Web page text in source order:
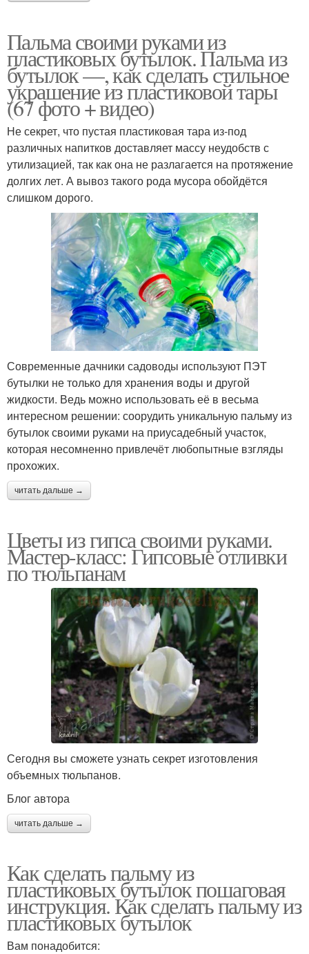
Пальма своими руками из
пластиковых бутылок. Пальма из
бутылок —, как сделать стильное
украшение из пластиковой тары
(67 фото + видео)
Не секрет, что пустая пластиковая тара из-под
различных напитков доставляет массу неудобств с
утилизацией, так как она не разлагается на протяжение
долгих лет. А вывоз такого рода мусора обойдётся
слишком дорого.
Современные дачники садоводы используют ПЭТ
бутылки не только для хранения воды и другой
жидкости. Ведь можно использовать её в весьма
интересном решении: соорудить уникальную пальму из
бутылок своими руками на приусадебный участок,
которая несомненно привлечёт любопытные взгляды
прохожих.
читать дальше →
Цветы из гипса своими руками.
Мастер-класс: Гипсовые отливки
по тюльпанам
Сегодня вы сможете узнать секрет изготовления
объемных тюльпанов.
Блог автора
читать дальше →
Как сделать пальму из
пластиковых бутылок пошаговая
инструкция. Как сделать пальму из
пластиковых бутылок
Вам понадобится: